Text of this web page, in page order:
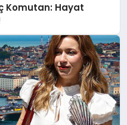
Komutan: Hayat